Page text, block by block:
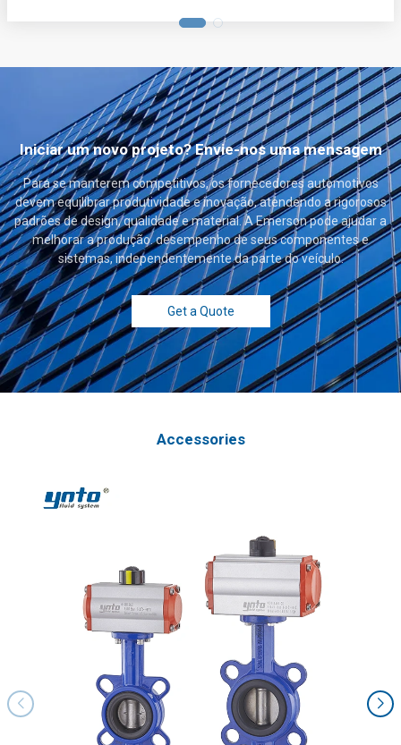
Iniciar um novo projeto? Envie-nos uma mensagem
Para se manterem competitivos, os fornecedores automotivos
devem equilibrar produtividade e inovação, atendendo a rigorosos
padrões de design, qualidade e material. A Emerson pode ajudar a
melhorar a produção. desempenho de seus componentes e
sistemas, independentemente da parte do veículo.
Get a Quote
Accessories